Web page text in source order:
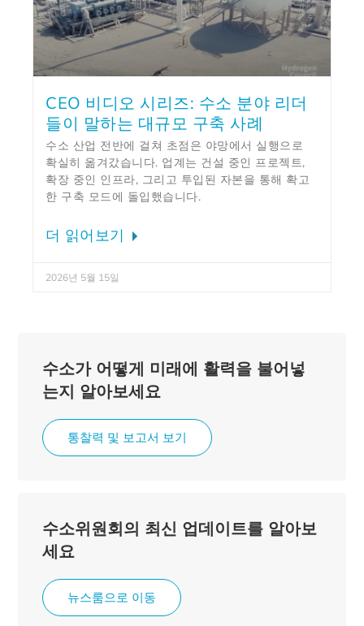
CEO 비디오 시리즈: 수소 분야 리더
들이 말하는 대규모 구축 사례
수소 산업 전반에 걸쳐 초점은 야망에서 실행으로
확실히 옮겨갔습니다. 업계는 건설 중인 프로젝트,
확장 중인 인프라, 그리고 투입된 자본을 통해 확고
한 구축 모드에 돌입했습니다.
더 읽어보기
2026년 5월 15일
수소가 어떻게 미래에 활력을 불어넣
는지 알아보세요
통찰력 및 보고서 보기
수소위원회의 최신 업데이트를 알아보
세요
뉴스룸으로 이동